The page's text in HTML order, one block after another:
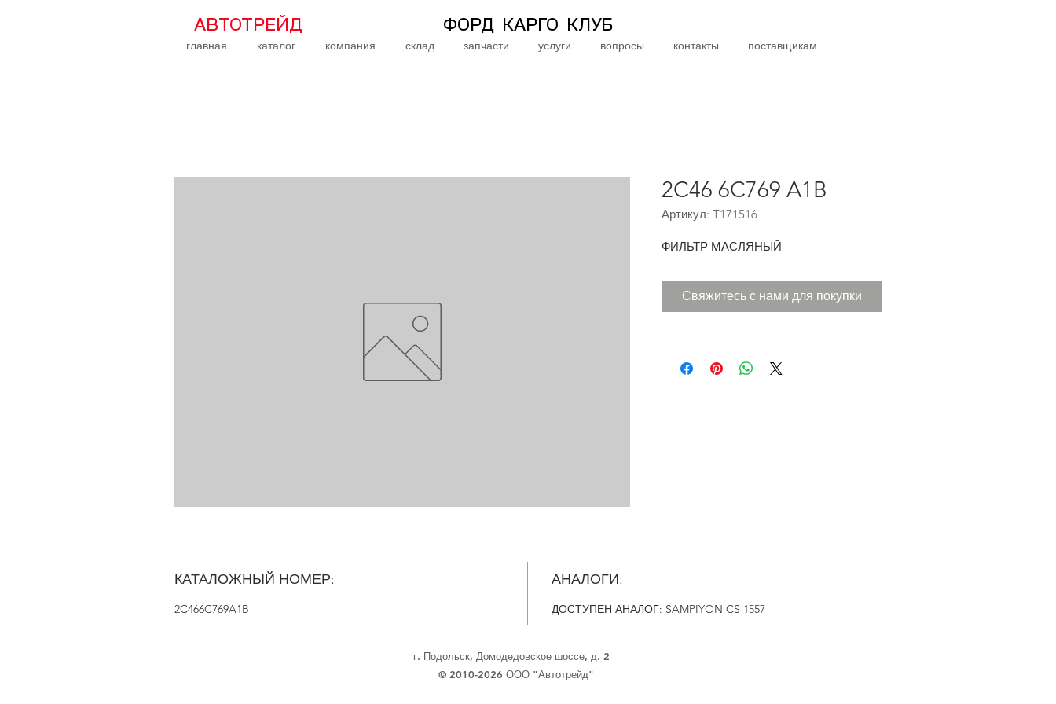
АВТОТРЕЙД ФОРД КАРГО КЛУБ
главная каталог компания склад запчасти услуги вопросы контакты поставщикам
2C46 6C769 A1B
Артикул: T171516
ФИЛЬТР МАСЛЯНЫЙ
Свяжитесь с нами для покупки
КАТАЛОЖНЫЙ НОМЕР:
2C466C769A1B
АНАЛОГИ:
ДОСТУПЕН АНАЛОГ: SAMPIYON CS 1557
г. Подольск, Домодедовское шоссе, д. 2
© 2010-2026 ООО "Автотрейд"